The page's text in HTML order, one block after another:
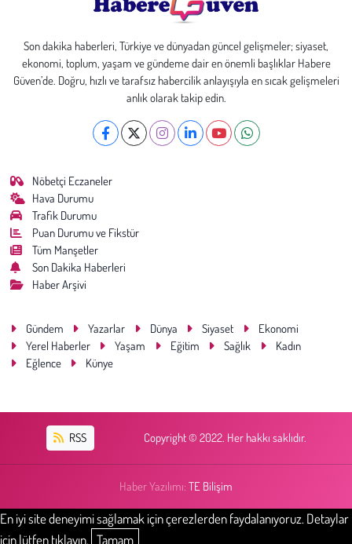
Son dakika haberleri, Türkiye ve dünyadan güncel gelişmeler; siyaset,
ekonomi, toplum, yaşam ve gündeme dair en önemli başlıklar Habere
Güven’de. Doğru, hızlı ve tarafsız habercilik anlayışıyla en sıcak gelişmeleri
anlık olarak takip edin.
Nöbetçi Eczaneler
Hava Durumu
Trafik Durumu
Puan Durumu ve Fikstür
Tüm Manşetler
Son Dakika Haberleri
Haber Arşivi
Gündem Yazarlar Dünya Siyaset
Ekonomi
Yerel Haberler
Yaşam Eğitim Sağlık
Kadın
Eğlence
Künye
RSS Copyright © 2022. Her hakkı saklıdır.
Haber Yazılımı: TE Bilişim
En iyi site deneyimi sağlamak için çerezlerden faydalanıyoruz. Detaylar
için lütfen tıklayın. Tamam